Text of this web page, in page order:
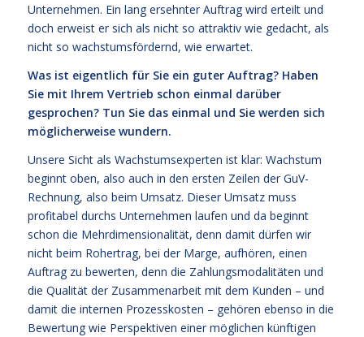
Unternehmen. Ein lang ersehnter Auftrag wird erteilt und
doch erweist er sich als nicht so attraktiv wie gedacht, als
nicht so wachstumsfördernd, wie erwartet.
Was ist eigentlich für Sie ein guter Auftrag? Haben
Sie mit Ihrem Vertrieb schon einmal darüber
gesprochen? Tun Sie das einmal und Sie werden sich
möglicherweise wundern.
Unsere Sicht als Wachstumsexperten ist klar: Wachstum
beginnt oben, also auch in den ersten Zeilen der GuV-
Rechnung, also beim Umsatz. Dieser Umsatz muss
profitabel durchs Unternehmen laufen und da beginnt
schon die Mehrdimensionalität, denn damit dürfen wir
nicht beim Rohertrag, bei der Marge, aufhören, einen
Auftrag zu bewerten, denn die Zahlungsmodalitäten und
die Qualität der Zusammenarbeit mit dem Kunden – und
damit die internen Prozesskosten – gehören ebenso in die
Bewertung wie Perspektiven einer möglichen künftigen